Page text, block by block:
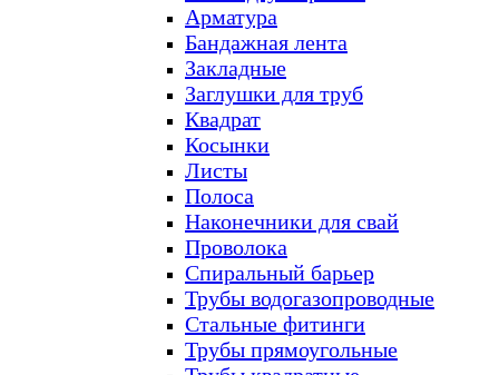
Арматура
Бандажная лента
Закладные
Заглушки для труб
Квадрат
Косынки
Листы
Полоса
Наконечники для свай
Проволока
Спиральный барьер
Трубы водогазопроводные
Стальные фитинги
Трубы прямоугольные